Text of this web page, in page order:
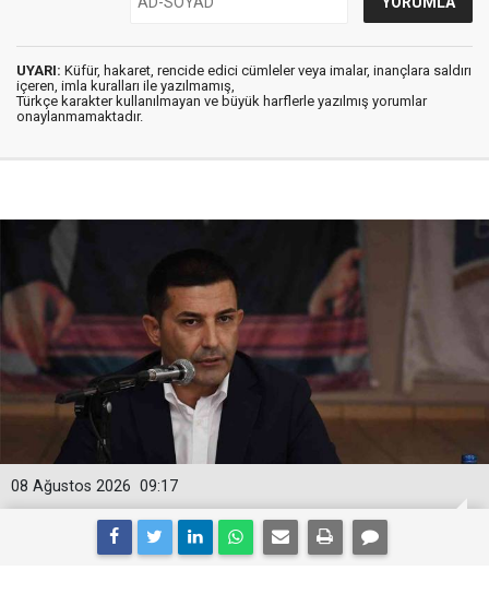
UYARI: Küfür, hakaret, rencide edici cümleler veya imalar, inançlara saldırı
içeren, imla kuralları ile yazılmamış,
Türkçe karakter kullanılmayan ve büyük harflerle yazılmış yorumlar
onaylanmamaktadır.
09:17
08 Ağustos 2026